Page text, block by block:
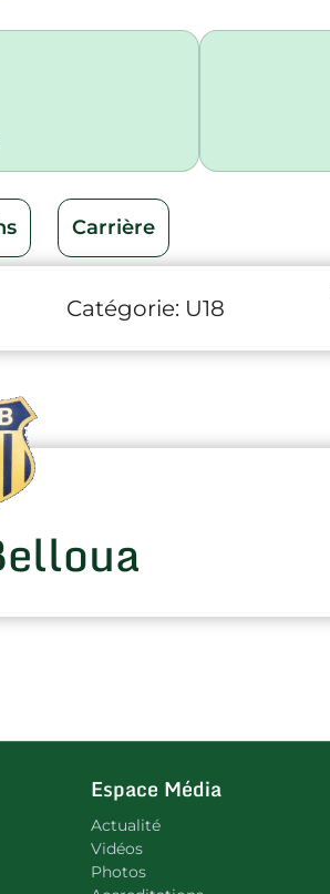
Carrière
Catégorie: U18
Espace Média
Actualité
Vidéos
Photos